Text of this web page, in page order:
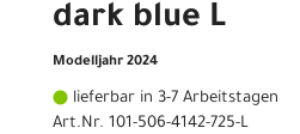
dark blue L
Modelljahr 2024
lieferbar in 3-7 Arbeitstagen
Art.Nr. 101-506-4142-725-L